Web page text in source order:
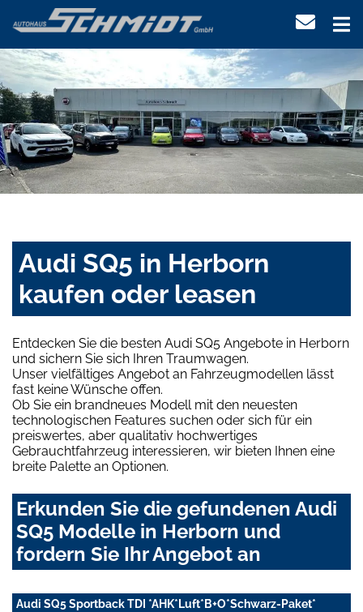
Audi SQ5 in Herborn
kaufen oder leasen
Entdecken Sie die besten Audi SQ5 Angebote in Herborn
und sichern Sie sich Ihren Traumwagen.
Unser vielfältiges Angebot an Fahrzeugmodellen lässt
fast keine Wünsche offen.
Ob Sie ein brandneues Modell mit den neuesten
technologischen Features suchen oder sich für ein
preiswertes, aber qualitativ hochwertiges
Gebrauchtfahrzeug interessieren, wir bieten Ihnen eine
breite Palette an Optionen.
Erkunden Sie die gefundenen Audi
SQ5 Modelle in Herborn und
fordern Sie Ihr Angebot an
Audi SQ5 Sportback TDI *AHK*Luft*B+O*Schwarz-Paket*